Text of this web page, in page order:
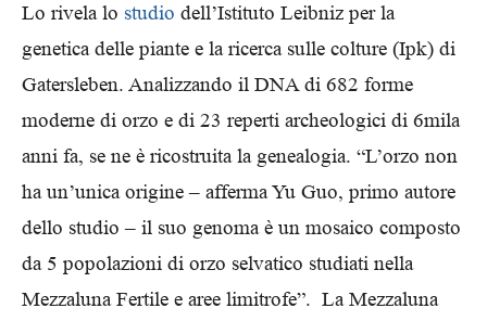
Lo rivela lo studio dell’Istituto Leibniz per la
genetica delle piante e la ricerca sulle colture (Ipk) di
Gatersleben. Analizzando il DNA di 682 forme
moderne di orzo e di 23 reperti archeologici di 6mila
anni fa, se ne è ricostruita la genealogia. “L’orzo non
ha un’unica origine – afferma Yu Guo, primo autore
dello studio – il suo genoma è un mosaico composto
da 5 popolazioni di orzo selvatico studiati nella
Mezzaluna Fertile e aree limitrofe”. La Mezzaluna